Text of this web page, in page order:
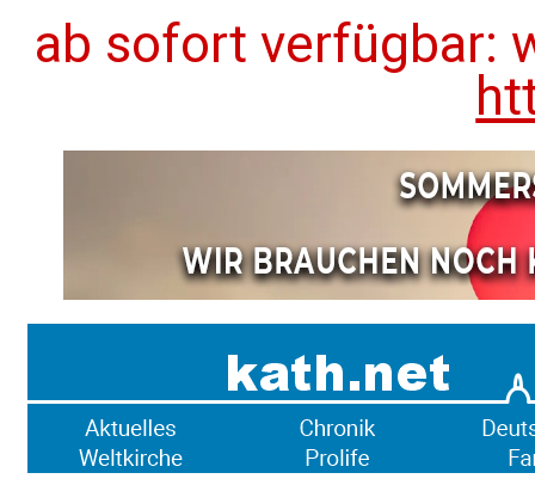
ab sofort verfügbar: